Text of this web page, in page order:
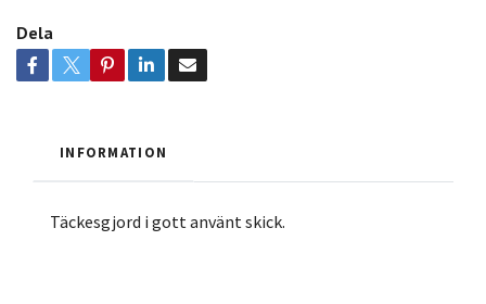
Dela
INFORMATION
Täckesgjord i gott använt skick.